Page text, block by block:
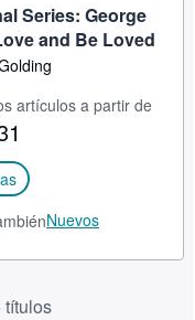
Series: George
and Be Loved
artículos a partir de
Nuevos
títulos